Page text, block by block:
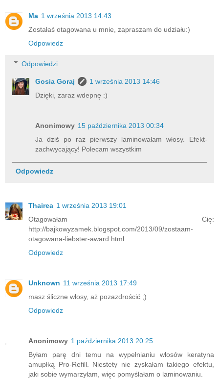
Ma 1 września 2013 14:43
Zostałaś otagowana u mnie, zapraszam do udziału:)
Odpowiedz
Odpowiedzi
Gosia Goraj
1 września 2013 14:46
Dzięki, zaraz wdepnę :)
Anonimowy 15 października 2013 00:34
Ja dziś po raz pierwszy laminowałam włosy. Efekt-
zachwycający! Polecam wszystkim
Odpowiedz
Thairea 1 września 2013 19:01
Otagowałam Cię:
http://bajkowyzamek.blogspot.com/2013/09/zostaam-
otagowana-liebster-award.html
Odpowiedz
Unknown 11 września 2013 17:49
masz śliczne włosy, aż pozazdrościć ;)
Odpowiedz
Anonimowy 1 października 2013 20:25
Byłam parę dni temu na wypełnianiu włosów keratyna
amupłką Pro-Refill. Niestety nie zyskałam takiego efektu,
jaki sobie wymarzyłam, więc pomyślałam o laminowaniu.